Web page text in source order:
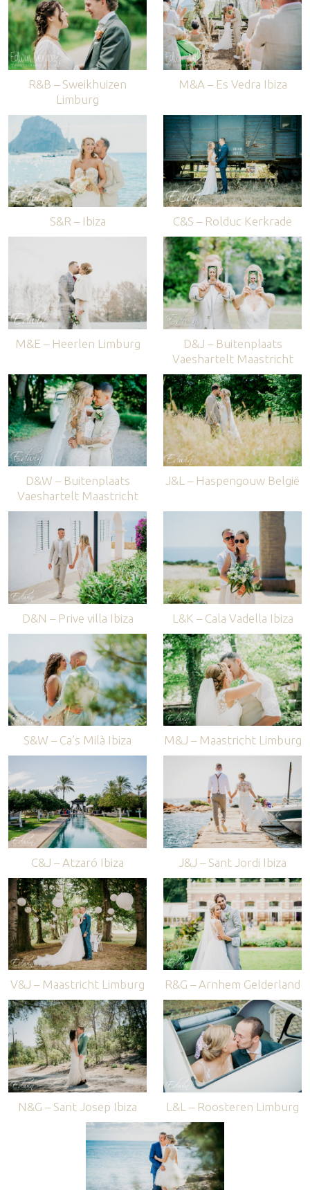
R&B – Sweikhuizen
Limburg
M&A – Es Vedra Ibiza
S&R – Ibiza C&S – Rolduc Kerkrade
M&E – Heerlen Limburg
D&J – Buitenplaats
Vaeshartelt Maastricht
D&W – Buitenplaats
Vaeshartelt Maastricht
J&L – Haspengouw België
D&N – Prive villa Ibiza L&K – Cala Vadella Ibiza
S&W – Ca’s Milà Ibiza M&J – Maastricht Limburg
C&J – Atzaró Ibiza J&J – Sant Jordi Ibiza
V&J – Maastricht Limburg R&G – Arnhem Gelderland
N&G – Sant Josep Ibiza L&L – Roosteren Limburg